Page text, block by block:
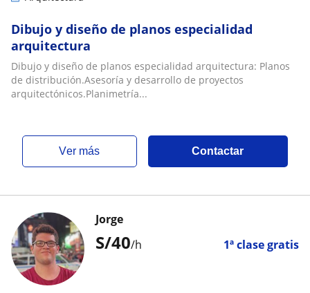
Dibujo y diseño de planos especialidad
arquitectura
Dibujo y diseño de planos especialidad arquitectura: Planos
de distribución.Asesoría y desarrollo de proyectos
arquitectónicos.Planimetría...
ver más Contactar
S/40/h 1ª clase gratis
Jorge